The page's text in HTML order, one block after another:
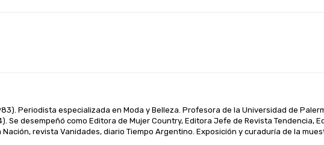
Periodista especializada en Moda y Belleza. Profesora de la Universidad de
Se desempeñó como Editora de Mujer Country, Editora Jefe de Revista Tendencia,
revista Vanidades, diario Tiempo Argentino. Exposición y curaduría de la